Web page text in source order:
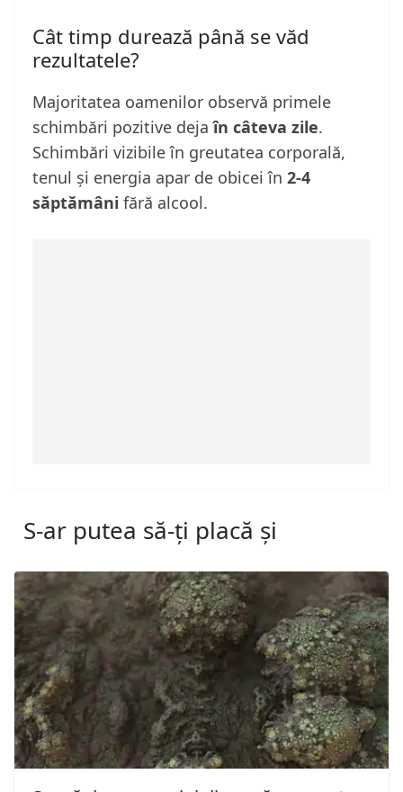
Cât timp durează până se văd
rezultatele?
Majoritatea oamenilor observă primele
schimbări pozitive dejaîn câteva zile.
Schimbări vizibile în greutatea corporală,
tenul și energia apar de obicei în 2-4
săptămâni fără alcool.
S-ar putea să-ți placă și